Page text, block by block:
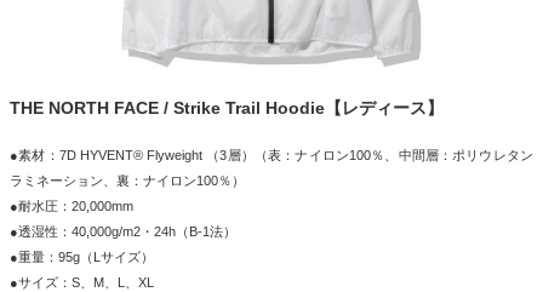
THE NORTH FACE / Strike Trail Hoodie【レディース】
●素材：7D HYVENT® Flyweight （3層）（表：ナイロン100％、中間層：ポリウレタン
ラミネーション、裏：ナイロン100％）
●耐水圧：20,000mm
●透湿性：40,000g/m2・24h（B-1法）
●重量：95g（Lサイズ）
●サイズ：S、M、L、XL